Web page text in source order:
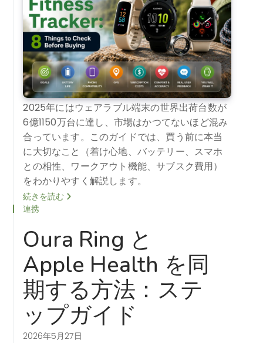
2025年にはウェアラブル端末の世界出荷台数が
6億1150万台に達し、市場はかつてないほど混み
合っています。このガイドでは、買う前に本当
に大切なこと（着け心地、バッテリー、スマホ
との相性、ワークアウト機能、サブスク費用）
をわかりやすく解説します。
続きを読む
連携
Oura Ring と
Apple Health を同
期する方法：ステ
ップガイド
2026年5月27日